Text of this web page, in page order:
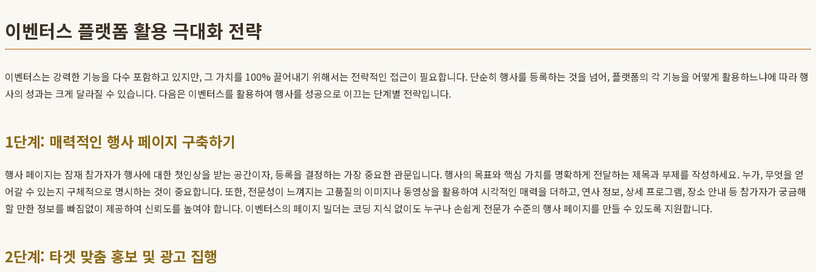
이벤터스 플랫폼 활용 극대화 전략
이벤터스는 강력한 기능을 다수 포함하고 있지만, 그 가치를 100% 끌어내기 위해서는 전략적인 접근이 필요합니다. 단순히 행사를 등록하는 것을 넘어, 플랫폼의 각 기능을 어떻게 활용하느냐에 따라 행
사의 성과는 크게 달라질 수 있습니다. 다음은 이벤터스를 활용하여 행사를 성공으로 이끄는 단계별 전략입니다.
1단계: 매력적인 행사 페이지 구축하기
행사 페이지는 잠재 참가자가 행사에 대한 첫인상을 받는 공간이자, 등록을 결정하는 가장 중요한 관문입니다. 행사의 목표와 핵심 가치를 명확하게 전달하는 제목과 부제를 작성하세요. 누가, 무엇을 얻
어갈 수 있는지 구체적으로 명시하는 것이 중요합니다. 또한, 전문성이 느껴지는 고품질의 이미지나 동영상을 활용하여 시각적인 매력을 더하고, 연사 정보, 상세 프로그램, 장소 안내 등 참가자가 궁금해
할 만한 정보를 빠짐없이 제공하여 신뢰도를 높여야 합니다. 이벤터스의 페이지 빌더는 코딩 지식 없이도 누구나 손쉽게 전문가 수준의 행사 페이지를 만들 수 있도록 지원합니다.
2단계: 타겟 맞춤 홍보 및 광고 집행